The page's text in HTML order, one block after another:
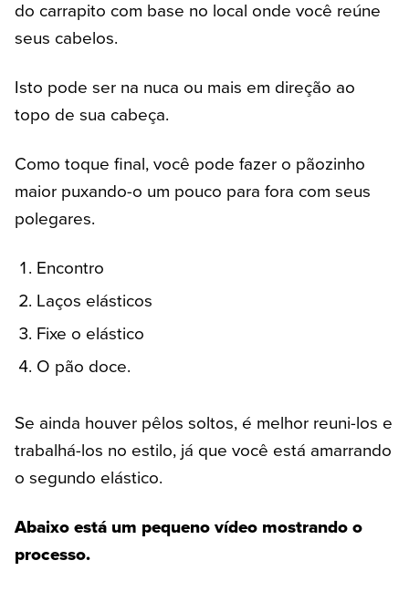
do carrapito com base no local onde você reúne
seus cabelos.
Isto pode ser na nuca ou mais em direção ao
topo de sua cabeça.
Como toque final, você pode fazer o pãozinho
maior puxando-o um pouco para fora com seus
polegares.
Encontro
Laços elásticos
Fixe o elástico
O pão doce.
Se ainda houver pêlos soltos, é melhor reuni-los e
trabalhá-los no estilo, já que você está amarrando
o segundo elástico.
Abaixo está um pequeno vídeo mostrando o
processo.